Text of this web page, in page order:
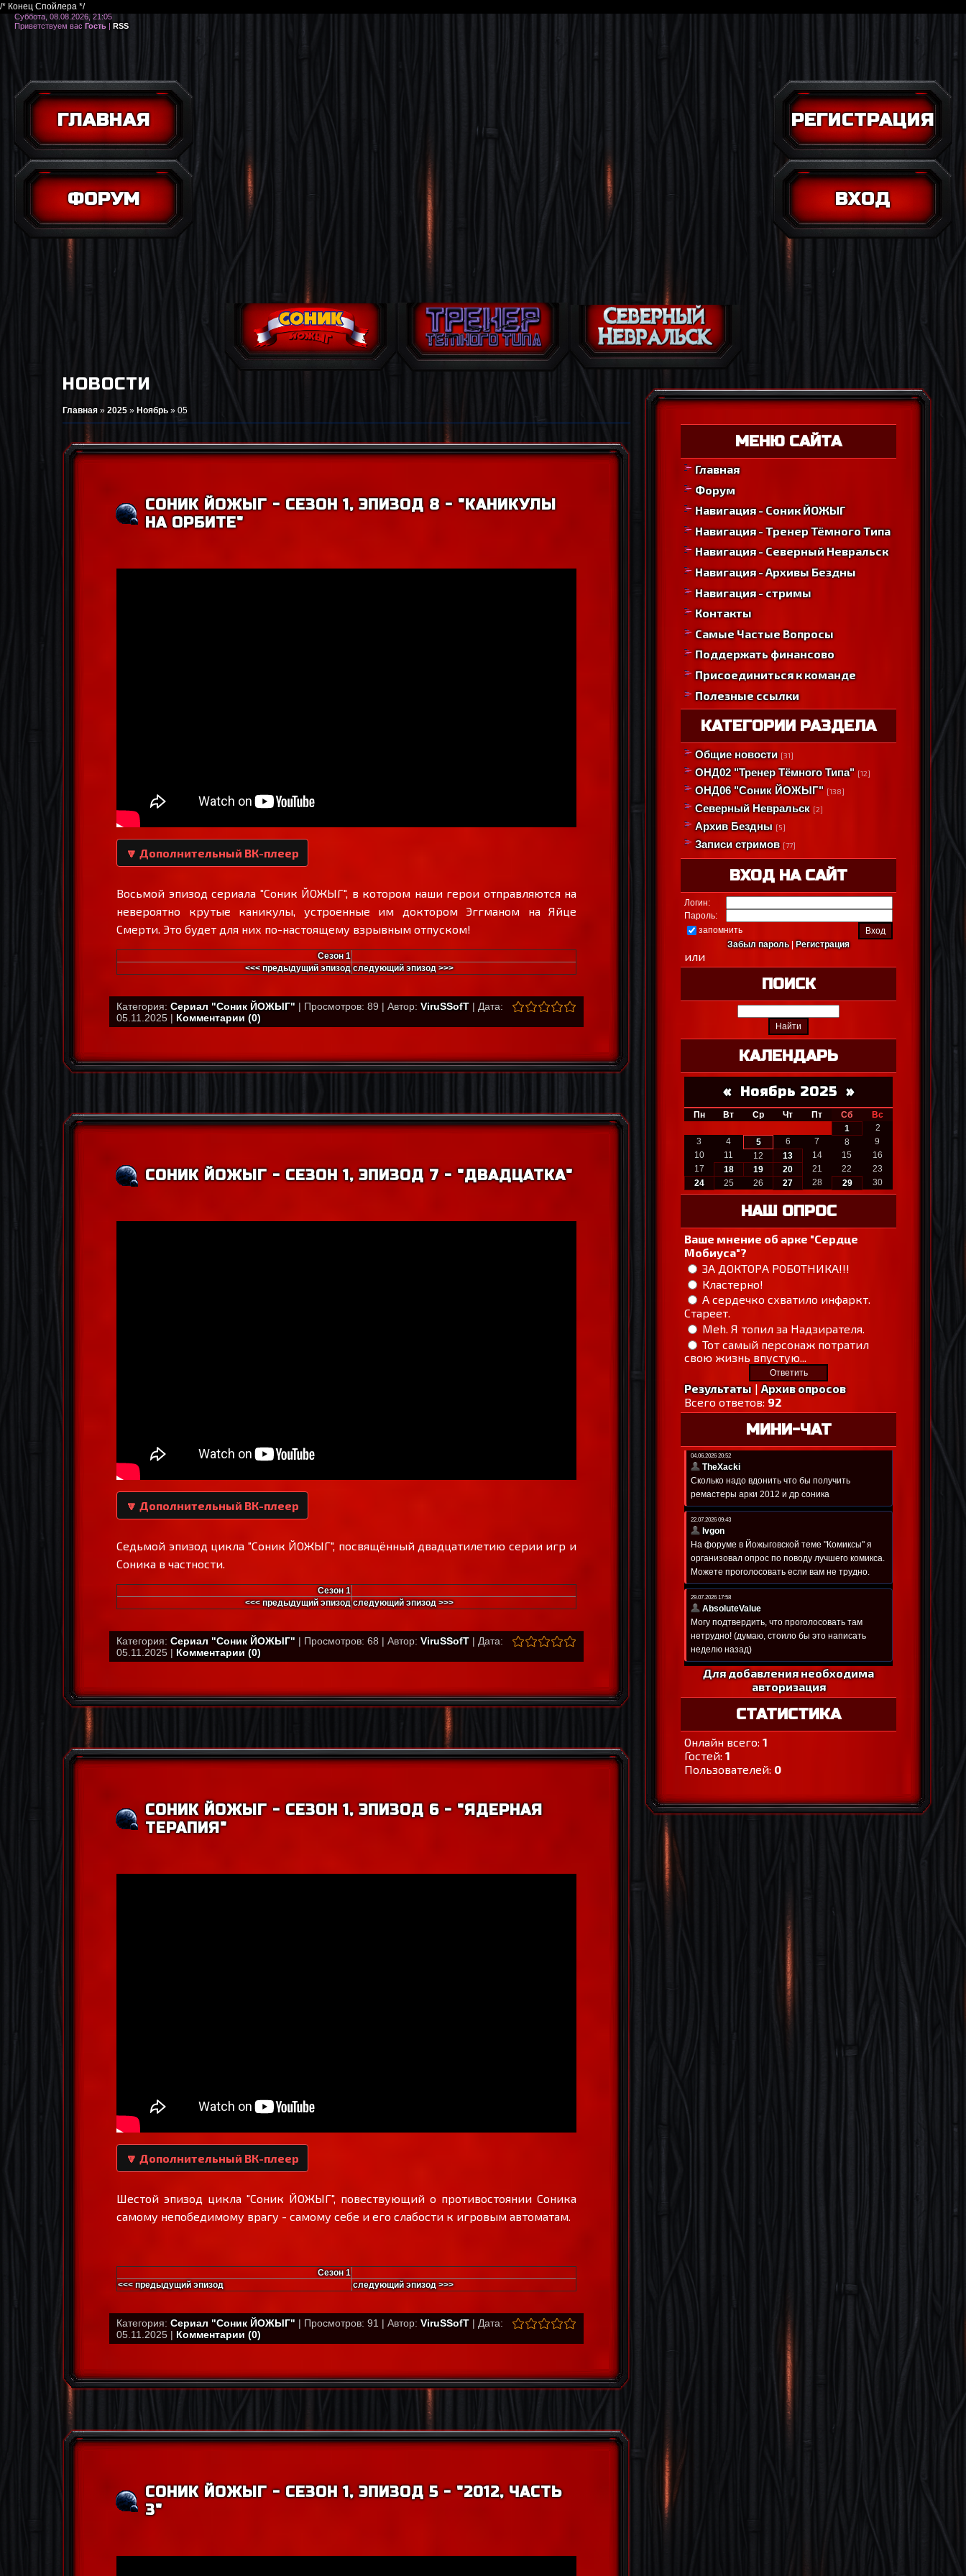
/* Конец Спойлера */
ГЛАВНАЯ
ФОРУМ
РЕГИСТРАЦИЯ
ВХОД
Суббота, 08.08.2026, 21:05
Приветствуем вас Гость | RSS
НОВОСТИ
Главная » 2025 » Ноябрь » 05
СОНИК ЙОЖЫГ - СЕЗОН 1, ЭПИЗОД 8 - "КАНИКУЛЫ
НА ОРБИТЕ"
🔽 Дополнительный ВК-плеер
Восьмой эпизод сериала "Соник ЙОЖЫГ", в котором наши герои отправляются на
невероятно крутые каникулы, устроенные им доктором Эггманом на Яйце
Смерти. Это будет для них по-настоящему взрывным отпуском!
Сезон 1
<<< предыдущий эпизод следующий эпизод >>>
Категория: Сериал "Соник ЙОЖЫГ" | Просмотров: 89 | Автор: ViruSSofT | Дата:
05.11.2025 | Комментарии (0)
СОНИК ЙОЖЫГ - СЕЗОН 1, ЭПИЗОД 7 - "ДВАДЦАТКА"
🔽 Дополнительный ВК-плеер
Седьмой эпизод цикла "Соник ЙОЖЫГ", посвящённый двадцатилетию серии игр и
Соника в частности.
Сезон 1
<<< предыдущий эпизод следующий эпизод >>>
Категория: Сериал "Соник ЙОЖЫГ" | Просмотров: 68 | Автор: ViruSSofT | Дата:
05.11.2025 | Комментарии (0)
СОНИК ЙОЖЫГ - СЕЗОН 1, ЭПИЗОД 6 - "ЯДЕРНАЯ
ТЕРАПИЯ"
🔽 Дополнительный ВК-плеер
Шестой эпизод цикла "Соник ЙОЖЫГ", повествующий о противостоянии Соника
самому непобедимому врагу - самому себе и его слабости к игровым автоматам.
Сезон 1
<<< предыдущий эпизод
следующий эпизод >>>
Категория: Сериал "Соник ЙОЖЫГ" | Просмотров: 91 | Автор: ViruSSofT | Дата:
05.11.2025 | Комментарии (0)
СОНИК ЙОЖЫГ - СЕЗОН 1, ЭПИЗОД 5 - "2012, ЧАСТЬ
3"
МЕНЮ САЙТА
Главная
Форум
Навигация - Соник ЙОЖЫГ
Навигация - Тренер Тёмного Типа
Навигация - Северный Невральск
Навигация - Архивы Бездны
Навигация - стримы
Контакты
Самые Частые Вопросы
Поддержать финансово
Присоединиться к команде
Полезные ссылки
КАТЕГОРИИ РАЗДЕЛА
Общие новости [31]
ОНД02 "Тренер Тёмного Типа" [12]
ОНД06 "Соник ЙОЖЫГ" [138]
Северный Невральск [2]
Архив Бездны [5]
Записи стримов [77]
ВХОД НА САЙТ
Логин:
Пароль:
запомнить
Забыл пароль|Регистрация
или
ПОИСК
КАЛЕНДАРЬ
« Ноябрь 2025 »
Пн Вт Ср Чт Пт Сб
Вс
1
2
3
4 5 6 7 8
9
10
11 12 13 14 15
16
17
18 19 20 21 22
23
24
25 26 27 28 29 30
НАШ ОПРОС
Ваше мнение об арке "Сердце
Мобиуса"?
ЗА ДОКТОРА РОБОТНИКА!!!
Кластерно!
А сердечко схватило инфаркт.
Стареет.
Meh. Я топил за Надзирателя.
Тот самый персонаж потратил
свою жизнь впустую...
Результаты|Архив опросов
Всего ответов: 92
МИНИ-ЧАТ
Для добавления необходима
авторизация
СТАТИСТИКА
Онлайн всего: 1
Гостей: 1
Пользователей: 0